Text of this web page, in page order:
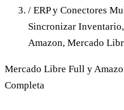
/ ERP y Conectores
Sincronizar
Amazon, Mercado
Mercado Libre Full y
Completa